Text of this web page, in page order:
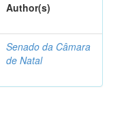
Author(s)
Senado da Câmara
de Natal